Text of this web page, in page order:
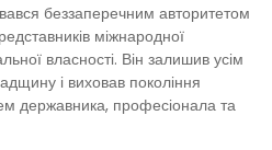
беззаперечним авторитетом
міжнародної
власності. Він залишив усім
і виховав покоління
державника, професіонала та